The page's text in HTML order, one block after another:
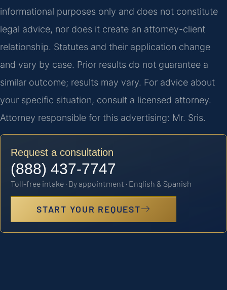
informational purposes only and does not constitute
legal advice, nor does it create an attorney-client
relationship. Statutes and their application change
and vary by case. Prior results do not guarantee a
similar outcome; results may vary. For advice about
your specific situation, consult a licensed attorney.
Attorney responsible for this advertising: Mr. Sris.
Request a consultation
(888) 437-7747
Toll-free intake · By appointment · English & Spanish
START YOUR REQUEST